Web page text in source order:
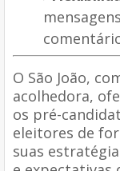
O São João,
acolhedora,
os pré-
eleitores de
suas